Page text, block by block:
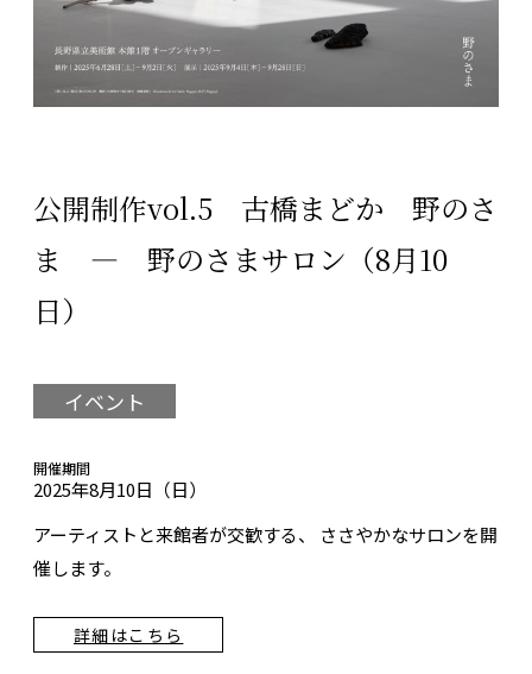
公開制作vol.5 古橋まどか 野のさ
ま ― 野のさまサロン（8月10
日）
イベント
開催期間
2025年8月10日（日）
アーティストと来館者が交歓する、 ささやかなサロンを開
催します。
詳細はこちら